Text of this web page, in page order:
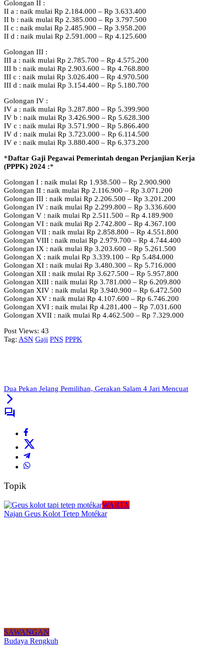
Golongan II :
II a : naik mulai Rp 2.184.000 – Rp 3.633.400
II b : naik mulai Rp 2.385.000 – Rp 3.797.500
II c : naik mulai Rp 2.485.900 – Rp 3.958.200
II d : naik mulai Rp 2.591.000 – Rp 4.125.600
Golongan III :
III a : naik mulai Rp 2.785.700 – Rp 4.575.200
III b : naik mulai Rp 2.903.600 – Rp 4.768.800
III c : naik mulai Rp 3.026.400 – Rp 4.970.500
III d : naik mulai Rp 3.154.400 – Rp 5.180.700
Golongan IV :
IV a : naik mulai Rp 3.287.800 – Rp 5.399.900
IV b : naik mulai Rp 3.426.900 – Rp 5.628.300
IV c : naik mulai Rp 3.571.900 – Rp 5.866.400
IV d : naik mulai Rp 3.723.000 – Rp 6.114.500
IV e : naik mulai Rp 3.880.400 – Rp 6.373.200
*Daftar Gaji Pegawai Pemerintah dengan Perjanjian Kerja
(PPPK) 2024 :*
Golongan I : naik mulai Rp 1.938.500 – Rp 2.900.900
Golongan II : naik mulai Rp 2.116.900 – Rp 3.071.200
Golongan III : naik mulai Rp 2.206.500 – Rp 3.201.200
Golongan IV : naik mulai Rp 2.299.800 – Rp 3.336.600
Golongan V : naik mulai Rp 2.511.500 – Rp 4.189.900
Golongan VI : naik mulai Rp 2.742.800 – Rp 4.367.100
Golongan VII : naik mulai Rp 2.858.800 – Rp 4.551.800
Golongan VIII : naik mulai Rp 2.979.700 – Rp 4.744.400
Golongan IX : naik mulai Rp 3.203.600 – Rp 5.261.500
Golongan X : naik mulai Rp 3.339.100 – Rp 5.484.000
Golongan XI : naik mulai Rp 3.480.300 – Rp 5.716.000
Golongan XII : naik mulai Rp 3.627.500 – Rp 5.957.800
Golongan XIII : naik mulai Rp 3.781.000 – Rp 6.209.800
Golongan XIV : naik mulai Rp 3.940.900 – Rp 6.472.500
Golongan XV : naik mulai Rp 4.107.600 – Rp 6.746.200
Golongan XVI : naik mulai Rp 4.281.400 – Rp 7.031.600
Golongan XVII : naik mulai Rp 4.462.500 – Rp 7.329.000
Post Views: 43
Tag: ASN Gaji PNS PPPK
Dua Pekan Jelang Pemilihan, Gerakan Salam 4 Jari Mencuat
Topik
WARTA
Najan Geus Kolot Tetep Motékar
SAWANGAN
Budaya Rengkuh